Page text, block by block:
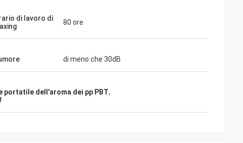
di lavoro di
80 ore
di meno che 30dB
portatile dell'aroma dei pp PBT,